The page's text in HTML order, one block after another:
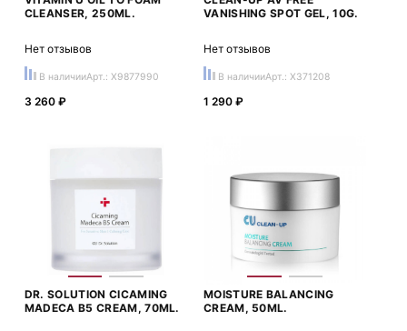
CLEANSER, 250ML.
Нет отзывов
В наличииАрт.: X9877990
3 260 ₽
VANISHING SPOT GEL, 10G.
Нет отзывов
В наличииАрт.: X371208
1 290 ₽
DR. SOLUTION CICAMING
MADECA B5 CREAM, 70ML.
MOISTURE BALANCING
CREAM, 50ML.